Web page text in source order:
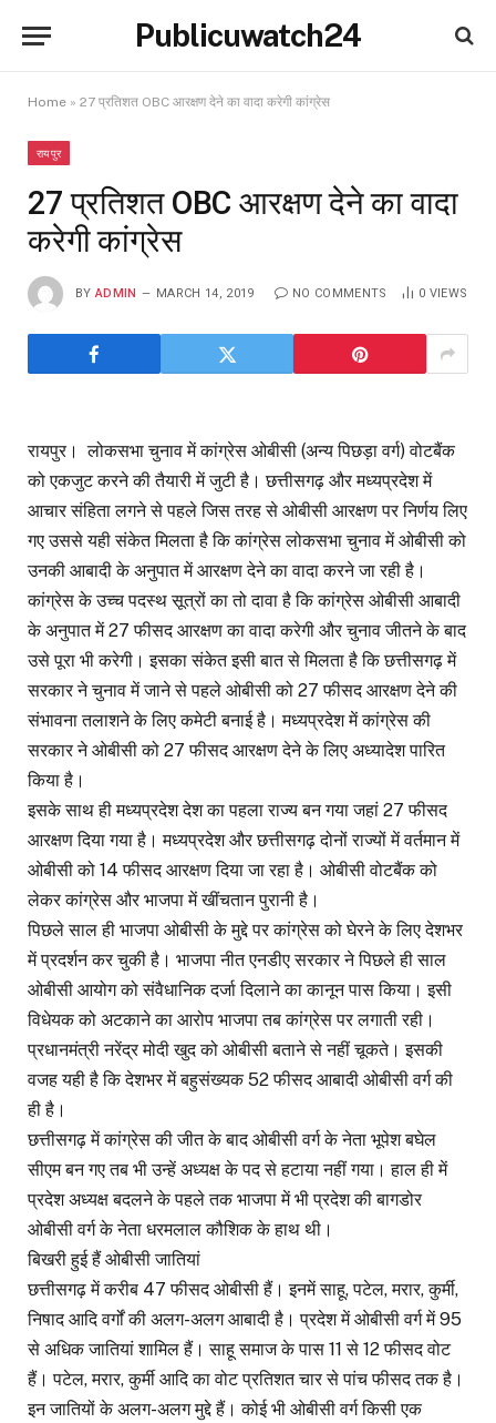
Publicuwatch24
Home » 27 प्रतिशत OBC आरक्षण देने का वादा करेगी कांग्रेस
रायपुर
27 प्रतिशत OBC आरक्षण देने का वादा
करेगी कांग्रेस
BY ADMIN MARCH 14, 2019 NO COMMENTS 0 VIEWS
रायपुर। लोकसभा चुनाव में कांग्रेस ओबीसी (अन्य पिछड़ा वर्ग) वोटबैंक
को एकजुट करने की तैयारी में जुटी है। छत्तीसगढ़ और मध्यप्रदेश में
आचार संहिता लगने से पहले जिस तरह से ओबीसी आरक्षण पर निर्णय लिए
गए उससे यही संकेत मिलता है कि कांग्रेस लोकसभा चुनाव में ओबीसी को
उनकी आबादी के अनुपात में आरक्षण देने का वादा करने जा रही है।
कांग्रेस के उच्च पदस्थ सूत्रों का तो दावा है कि कांग्रेस ओबीसी आबादी
के अनुपात में 27 फीसद आरक्षण का वादा करेगी और चुनाव जीतने के बाद
उसे पूरा भी करेगी। इसका संकेत इसी बात से मिलता है कि छत्तीसगढ़ में
सरकार ने चुनाव में जाने से पहले ओबीसी को 27 फीसद आरक्षण देने की
संभावना तलाशने के लिए कमेटी बनाई है। मध्यप्रदेश में कांग्रेस की
सरकार ने ओबीसी को 27 फीसद आरक्षण देने के लिए अध्यादेश पारित
किया है।
इसके साथ ही मध्यप्रदेश देश का पहला राज्य बन गया जहां 27 फीसद
आरक्षण दिया गया है। मध्यप्रदेश और छत्तीसगढ़ दोनों राज्यों में वर्तमान में
ओबीसी को 14 फीसद आरक्षण दिया जा रहा है। ओबीसी वोटबैंक को
लेकर कांग्रेस और भाजपा में खींचतान पुरानी है।
पिछले साल ही भाजपा ओबीसी के मुद्दे पर कांग्रेस को घेरने के लिए देशभर
में प्रदर्शन कर चुकी है। भाजपा नीत एनडीए सरकार ने पिछले ही साल
ओबीसी आयोग को संवैधानिक दर्जा दिलाने का कानून पास किया। इसी
विधेयक को अटकाने का आरोप भाजपा तब कांग्रेस पर लगाती रही।
प्रधानमंत्री नरेंद्र मोदी खुद को ओबीसी बताने से नहीं चूकते। इसकी
वजह यही है कि देशभर में बहुसंख्यक 52 फीसद आबादी ओबीसी वर्ग की
ही है।
छत्तीसगढ़ में कांग्रेस की जीत के बाद ओबीसी वर्ग के नेता भूपेश बघेल
सीएम बन गए तब भी उन्हें अध्यक्ष के पद से हटाया नहीं गया। हाल ही में
प्रदेश अध्यक्ष बदलने के पहले तक भाजपा में भी प्रदेश की बागडोर
ओबीसी वर्ग के नेता धरमलाल कौशिक के हाथ थी।
बिखरी हुई हैं ओबीसी जातियां
छत्तीसगढ़ में करीब 47 फीसद ओबीसी हैं। इनमें साहू, पटेल, मरार, कुर्मी,
निषाद आदि वर्गों की अलग-अलग आबादी है। प्रदेश में ओबीसी वर्ग में 95
से अधिक जातियां शामिल हैं। साहू समाज के पास 11 से 12 फीसद वोट
हैं। पटेल, मरार, कुर्मी आदि का वोट प्रतिशत चार से पांच फीसद तक है।
इन जातियों के अलग-अलग मुद्दे हैं। कोई भी ओबीसी वर्ग किसी एक